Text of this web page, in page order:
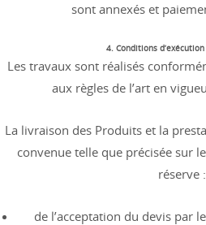
sont annexés et
4. Conditions
Les travaux sont réalisés
aux règles de l’art en
La livraison des Produits et la
convenue telle que précisée sur
réserve :
de l’acceptation du devis par